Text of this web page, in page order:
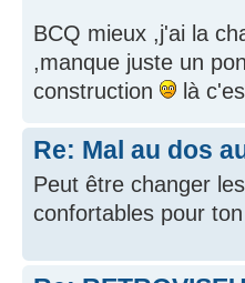
BCQ mieux ,j'ai la
,manque juste un
construction
là
Re: Mal au dos
Peut être changer
confortables pour